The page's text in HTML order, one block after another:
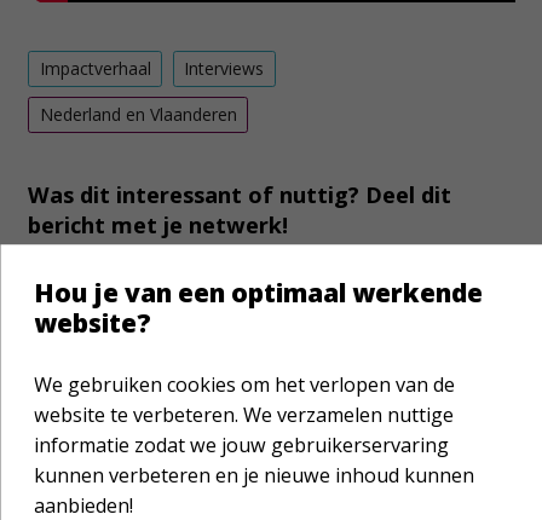
Impactverhaal Interviews
Nederland en Vlaanderen
Was dit interessant of nuttig? Deel dit
bericht met je netwerk!
Laat je verder inspireren
Hou je van een optimaal werkende
website?
We gebruiken cookies om het verlopen van de
website te verbeteren. We verzamelen nuttige
informatie zodat we jouw gebruikerservaring
kunnen verbeteren en je nieuwe inhoud kunnen
aanbieden!